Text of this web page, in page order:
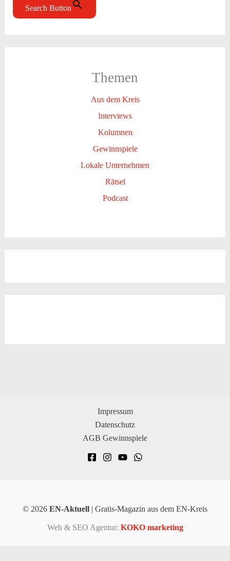
Search Button
Themen
Aus dem Kreis
Interviews
Kolumnen
Gewinnspiele
Lokale Unternehmen
Rätsel
Podcast
Impressum
Datenschutz
AGB Gewinnspiele
© 2026 EN-Aktuell | Gratis-Magazin aus dem EN-Kreis
Web & SEO Agentur: KOKO marketing